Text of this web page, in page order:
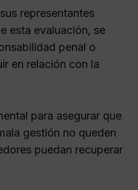
representantes
esta evaluación, se
penal o
en relación con la
para asegurar que
gestión no queden
puedan recuperar